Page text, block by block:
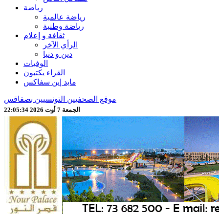
رياضة
رياضة عالمية
رياضة وطنية
ثقافة و إعلام
الرأي الآخر
دين و دنيا
الوفيات
القراء يكتبون
مايد إين سفاكس
موقع الصحفيين التونسيين بصفاقس
الجمعة 7 أوت 2026 22:05:36